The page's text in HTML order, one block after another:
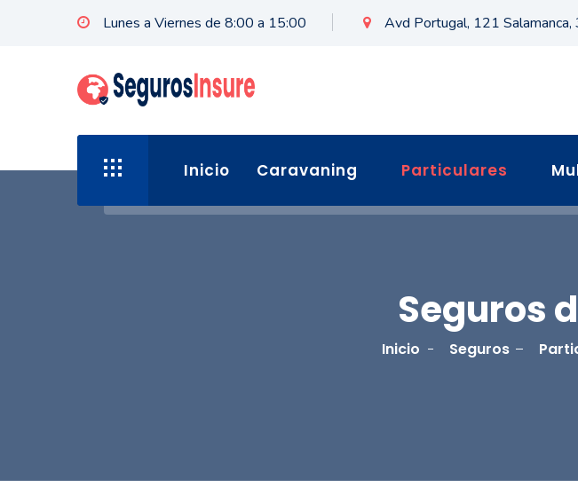
Lunes a Viernes de 8:00 a 15:00 Avd Portugal, 121
Inicio Caravaning Particulares
Seguros
Inicio Seguros